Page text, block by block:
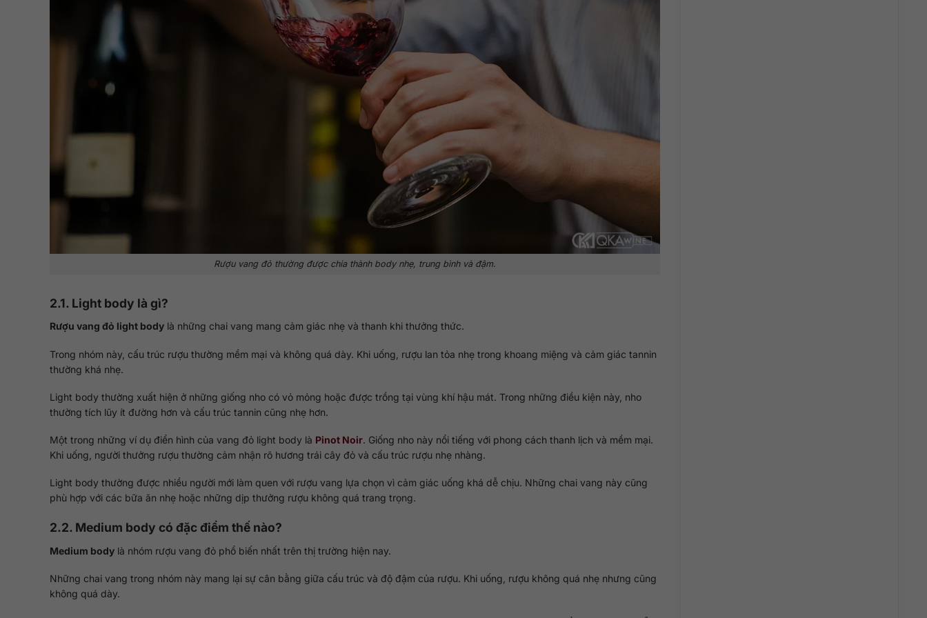
Rượu vang đỏ thường được chia thành body nhẹ, trung bình và đậm.
2.1. Light body là gì?
Rượu vang đỏ light body là những chai vang mang cảm giác nhẹ và thanh khi thưởng thức.
Trong nhóm này, cấu trúc rượu thường mềm mại và không quá dày. Khi uống, rượu lan tỏa nhẹ trong khoang miệng và cảm giác tannin
thường khá nhẹ.
Light body thường xuất hiện ở những giống nho có vỏ mỏng hoặc được trồng tại vùng khí hậu mát. Trong những điều kiện này, nho
thường tích lũy ít đường hơn và cấu trúc tannin cũng nhẹ hơn.
Một trong những ví dụ điển hình của vang đỏ light body là Pinot Noir. Giống nho này nổi tiếng với phong cách thanh lịch và mềm mại.
Khi uống, người thưởng rượu thường cảm nhận rõ hương trái cây đỏ và cấu trúc rượu nhẹ nhàng.
Light body thường được nhiều người mới làm quen với rượu vang lựa chọn vì cảm giác uống khá dễ chịu. Những chai vang này cũng
phù hợp với các bữa ăn nhẹ hoặc những dịp thưởng rượu không quá trang trọng.
2.2. Medium body có đặc điểm thế nào?
Medium body là nhóm rượu vang đỏ phổ biến nhất trên thị trường hiện nay.
Những chai vang trong nhóm này mang lại sự cân bằng giữa cấu trúc và độ đậm của rượu. Khi uống, rượu không quá nhẹ nhưng cũng
không quá dày.